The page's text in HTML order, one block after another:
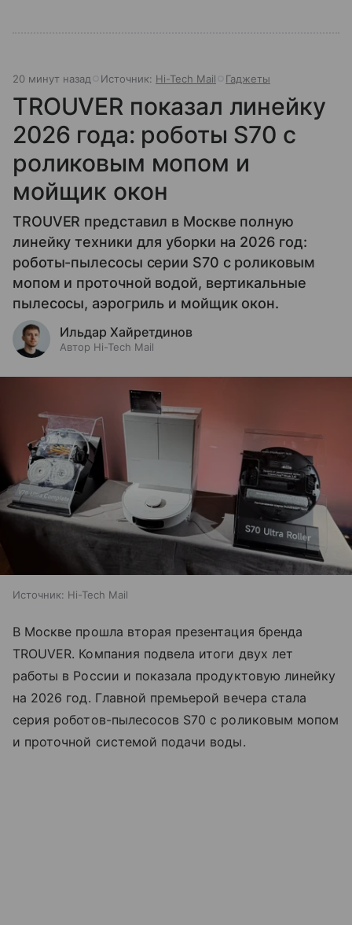
20 минут назад Источник: Hi-Tech Mail Гаджеты
TROUVER показал линейку
2026 года: роботы S70 с
роликовым мопом и
мойщик окон
TROUVER представил в Москве полную
линейку техники для уборки на 2026 год:
роботы-пылесосы серии S70 с роликовым
мопом и проточной водой, вертикальные
пылесосы, аэрогриль и мойщик окон.
Ильдар Хайретдинов
Автор Hi-Tech Mail
Источник: Hi-Tech Mail
В Москве прошла вторая презентация бренда
TROUVER. Компания подвела итоги двух лет
работы в России и показала продуктовую линейку
на 2026 год. Главной премьерой вечера стала
серия роботов-пылесосов S70 с роликовым мопом
и проточной системой подачи воды.